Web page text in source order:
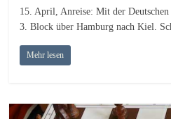
15. April, Anreise: Mit der
3. Block über Hamburg nach Kiel.
Mehr lesen